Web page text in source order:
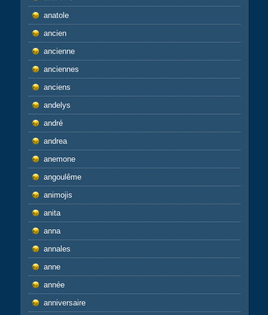
anatole
ancien
ancienne
anciennes
anciens
andelys
andré
andrea
anemone
angoulême
animojis
anita
anna
annales
anne
année
anniversaire